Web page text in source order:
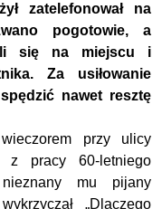
zatelefonował na
pogotowie, a
się na miejscu i
Za usiłowanie
nawet resztę
przy ulicy
z pracy 60-letniego
nieznany mu pijany
„Dlaczego